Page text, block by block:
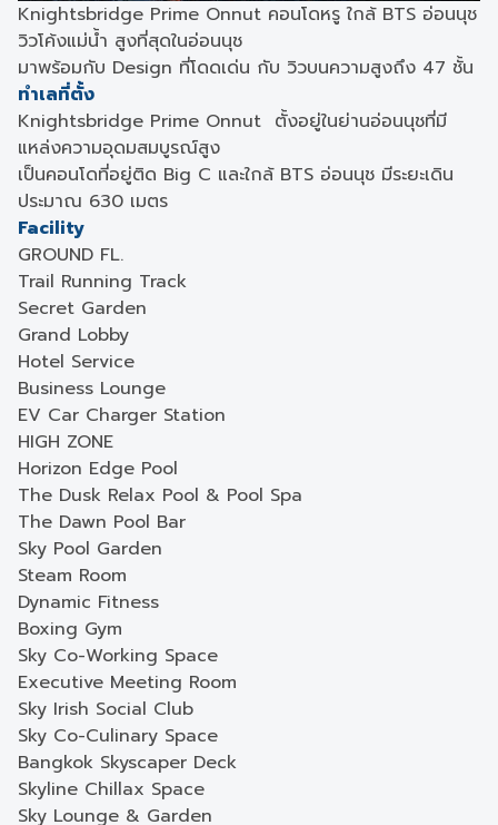
Knightsbridge Prime Onnut คอนโดหรู ใกล้ BTS อ่อนนุช
วิวโค้งแม่น้ำ สูงที่สุดในอ่อนนุช
มาพร้อมกับ Design ที่โดดเด่น กับ วิวบนความสูงถึง 47 ชั้น
ทำเลที่ตั้ง
Knightsbridge Prime Onnut ตั้งอยู่ในย่านอ่อนนุชที่มี
แหล่งความอุดมสมบูรณ์สูง
เป็นคอนโดที่อยู่ติด Big C และใกล้ BTS อ่อนนุช มีระยะเดิน
ประมาณ 630 เมตร
Facility
GROUND FL.
Trail Running Track
Secret Garden
Grand Lobby
Hotel Service
Business Lounge
EV Car Charger Station
HIGH ZONE
Horizon Edge Pool
The Dusk Relax Pool & Pool Spa
The Dawn Pool Bar
Sky Pool Garden
Steam Room
Dynamic Fitness
Boxing Gym
Sky Co-Working Space
Executive Meeting Room
Sky Irish Social Club
Sky Co-Culinary Space
Bangkok Skyscaper Deck
Skyline Chillax Space
Sky Lounge & Garden